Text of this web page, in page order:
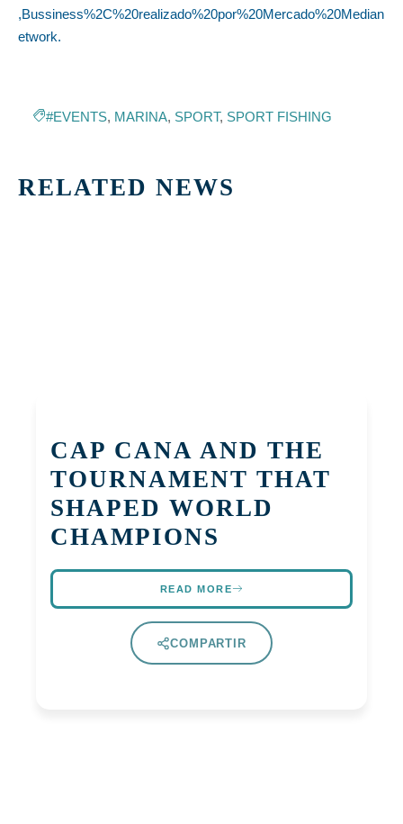
,Bussiness%2C%20realizado%20por%20Mercado%20Median
etwork.
#EVENTS, MARINA, SPORT, SPORT FISHING
RELATED NEWS
CAP CANA AND THE
TOURNAMENT THAT
SHAPED WORLD
CHAMPIONS
READ MORE
COMPARTIR